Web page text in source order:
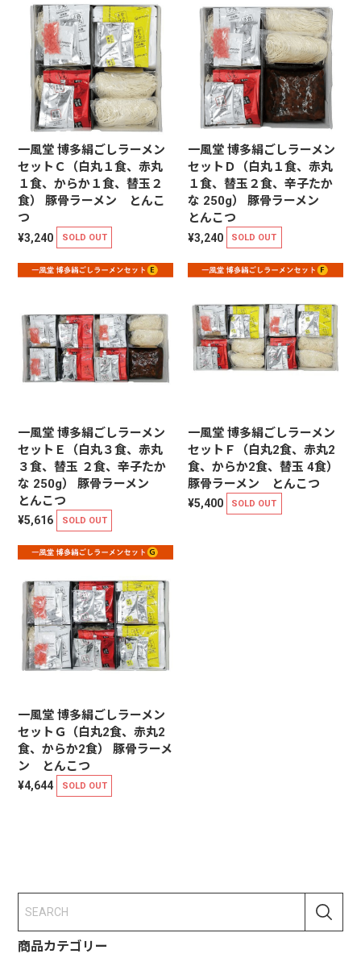
商品カテゴリー
一風堂 博多絹ごしラーメン
セットＣ（白丸１食、赤丸
１食、からか１食、替玉２
食） 豚骨ラーメン とんこ
つ
¥3,240 SOLD OUT
一風堂 博多絹ごしラーメン
セットＤ（白丸１食、赤丸
１食、替玉２食、辛子たか
な 250g） 豚骨ラーメン
とんこつ
¥3,240 SOLD OUT
一風堂 博多絹ごしラーメン
セットＥ（白丸３食、赤丸
３食、替玉 ２食、辛子たか
な 250g） 豚骨ラーメン
とんこつ
¥5,616 SOLD OUT
一風堂 博多絹ごしラーメン
セットＦ（白丸2食、赤丸2
食、からか2食、替玉 4食）
豚骨ラーメン とんこつ
¥5,400 SOLD OUT
一風堂 博多絹ごしラーメン
セットＧ（白丸2食、赤丸2
食、からか2食） 豚骨ラーメ
ン とんこつ
¥4,644 SOLD OUT